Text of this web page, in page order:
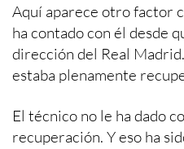
Aquí aparece otro factor
ha contado con él desde
dirección del Real
estaba plenamente
El técnico no le ha dado
recuperación. Y eso ha